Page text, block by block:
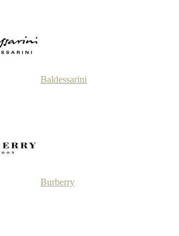
Baldessarini
Burberry